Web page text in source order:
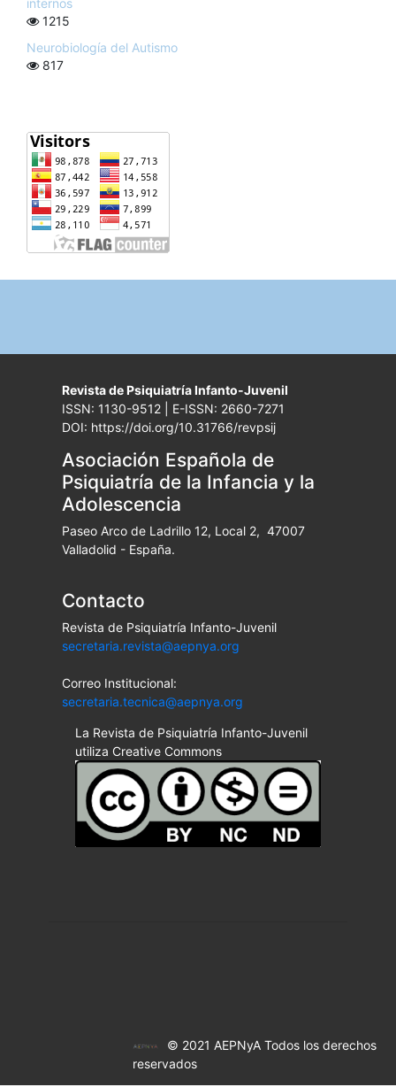
internos
1215
Neurobiología del Autismo
817
Revista de Psiquiatría Infanto-Juvenil
ISSN: 1130-9512 | E-ISSN: 2660-7271
DOI: https://doi.org/10.31766/revpsij
Asociación Española de
Psiquiatría de la Infancia y la
Adolescencia
Paseo Arco de Ladrillo 12, Local 2, 47007
Valladolid - España.
Contacto
Revista de Psiquiatría Infanto-Juvenil
secretaria.revista@aepnya.org
Correo Institucional:
secretaria.tecnica@aepnya.org
La Revista de Psiquiatría Infanto-Juvenil
utiliza Creative Commons
© 2021 AEPNyA Todos los derechos
reservados